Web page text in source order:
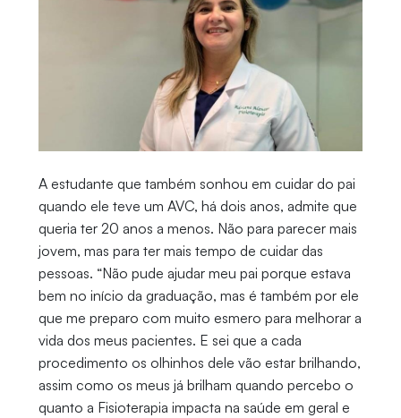
A estudante que também sonhou em cuidar do pai
quando ele teve um AVC, há dois anos, admite que
queria ter 20 anos a menos. Não para parecer mais
jovem, mas para ter mais tempo de cuidar das
pessoas. “Não pude ajudar meu pai porque estava
bem no início da graduação, mas é também por ele
que me preparo com muito esmero para melhorar a
vida dos meus pacientes. E sei que a cada
procedimento os olhinhos dele vão estar brilhando,
assim como os meus já brilham quando percebo o
quanto a Fisioterapia impacta na saúde em geral e